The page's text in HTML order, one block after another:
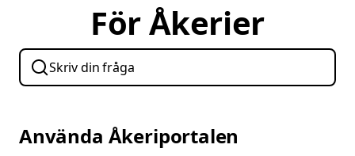
För Åkerier
Använda Åkeriportalen